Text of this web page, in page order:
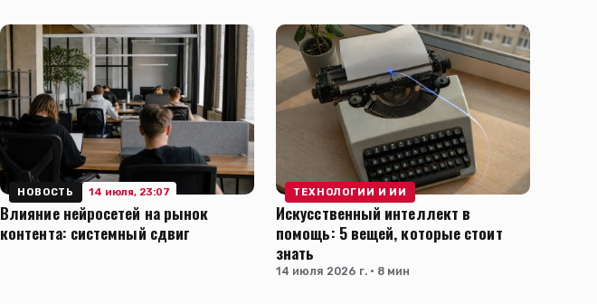
НОВОСТЬ 14 июля, 23:07
Влияние нейросетей на рынок
контента: системный сдвиг
ТЕХНОЛОГИИ И ИИ
Искусственный интеллект в
помощь: 5 вещей, которые стоит
знать
14 июля 2026 г. · 8 мин